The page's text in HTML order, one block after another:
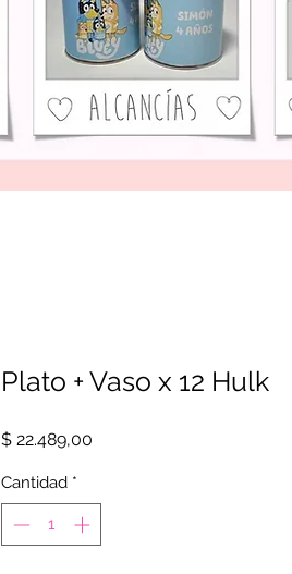
Plato + Vaso x 12 Hulk
$ 22.489,00
Cantidad *